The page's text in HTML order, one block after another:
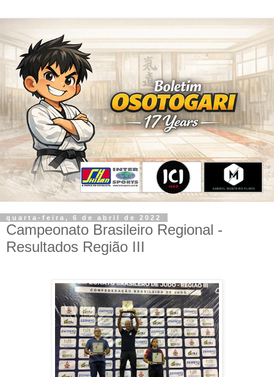
quarta-feira, 6 de abril de 2022
Campeonato Brasileiro Regional -
Resultados Região III